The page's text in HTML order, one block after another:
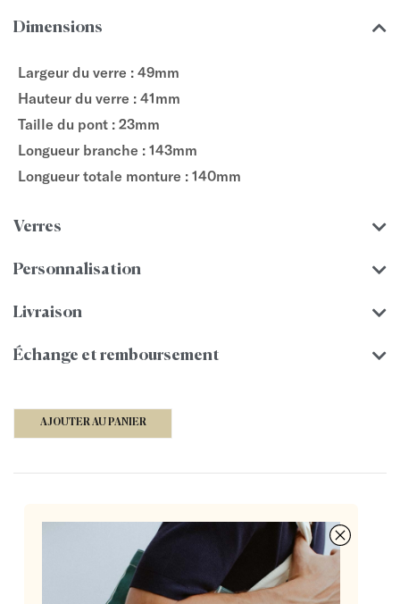
Dimensions
Largeur du verre : 49mm
Hauteur du verre : 41mm
Taille du pont : 23mm
Longueur branche : 143mm
Longueur totale monture : 140mm
Verres
Personnalisation
Livraison
Échange et remboursement
AJOUTER AU PANIER